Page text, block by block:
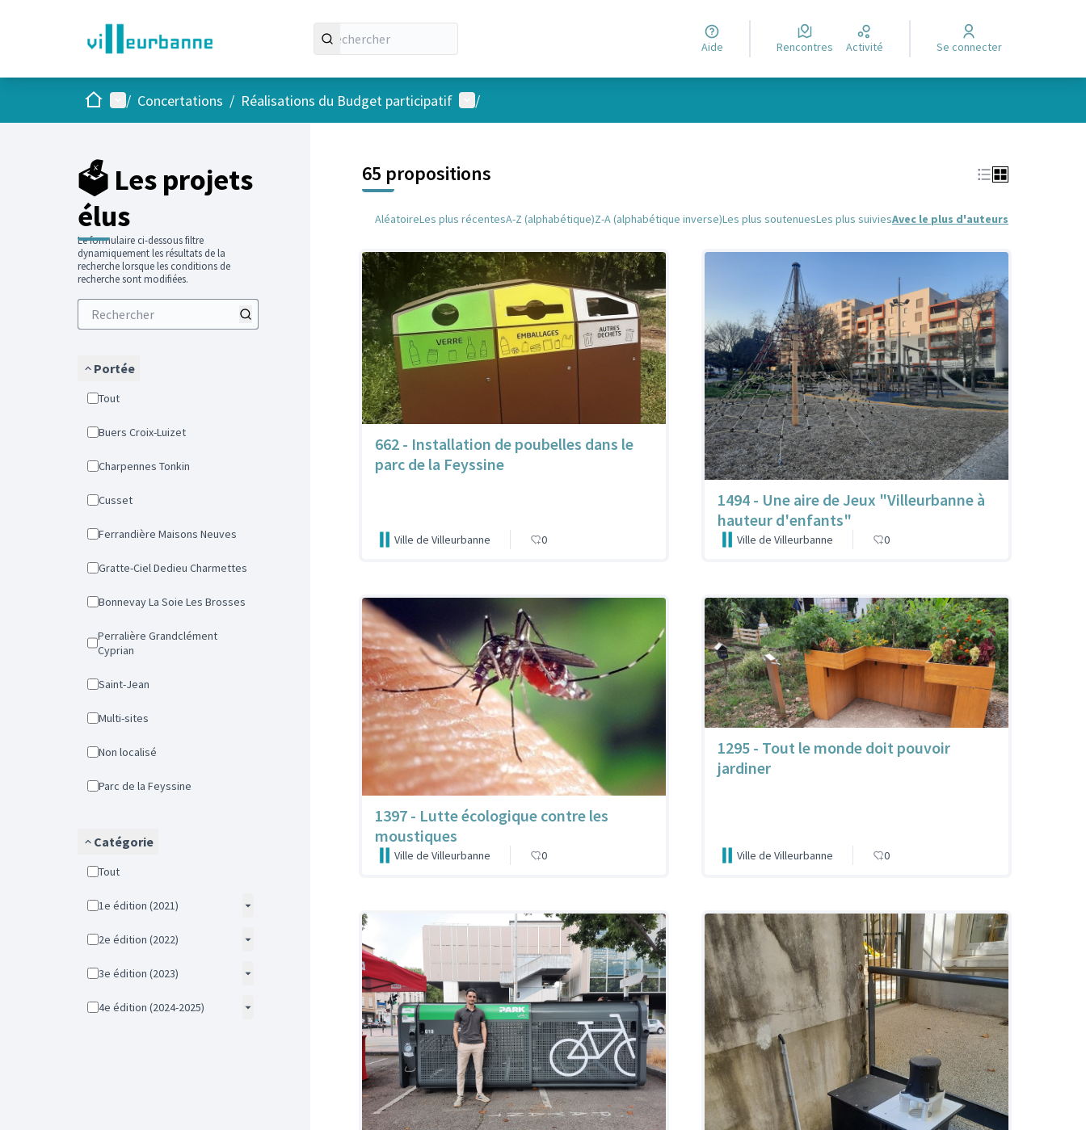
Aide Rencontres Activité Se connecter
AccueilMenu principal
/ Concertations / Réalisations du Budget participatif Menu utilisateur
/
🗳️ Les projets
élus
Le formulaire ci-dessous filtre
dynamiquement les résultats de la
recherche lorsque les conditions de
recherche sont modifiées.
Portée
Tout
Buers Croix-Luizet
Charpennes Tonkin
Cusset
Ferrandière Maisons Neuves
Gratte-Ciel Dedieu Charmettes
Bonnevay La Soie Les Brosses
Perralière Grandclément
Cyprian
Saint-Jean
Multi-sites
Non localisé
Parc de la Feyssine
Catégorie
Tout
1e édition (2021)
2e édition (2022)
3e édition (2023)
4e édition (2024-2025)
65 propositions
AléatoireLes plus récentesA-Z (alphabétique)Z-A (alphabétique inverse)Les plus soutenuesLes plus suiviesAvec le plus d'auteurs
662 - Installation de poubelles dans le
parc de la Feyssine
Ville de Villeurbanne 0
1494 - Une aire de Jeux "Villeurbanne à
hauteur d'enfants"
Ville de Villeurbanne 0
1397 - Lutte écologique contre les
moustiques
Ville de Villeurbanne 0
1295 - Tout le monde doit pouvoir
jardiner
Ville de Villeurbanne 0